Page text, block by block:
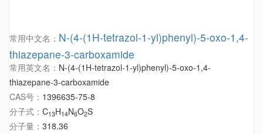
常用中文名： N-(4-(1H-tetrazol-1-yl)phenyl)-5-oxo-1,4-
thiazepane-3-carboxamide
常用英文名： N-(4-(1H-tetrazol-1-yl)phenyl)-5-oxo-1,4-
thiazepane-3-carboxamide
CAS号： 1396635-75-8
分子式： C13H14N6O2S
分子量： 318.36